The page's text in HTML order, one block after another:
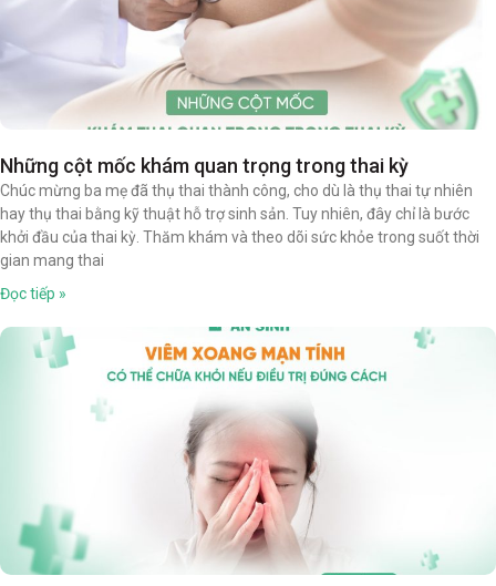
Những cột mốc khám quan trọng trong thai kỳ
Chúc mừng ba mẹ đã thụ thai thành công, cho dù là thụ thai tự nhiên
hay thụ thai bằng kỹ thuật hỗ trợ sinh sản. Tuy nhiên, đây chỉ là bước
khởi đầu của thai kỳ. Thăm khám và theo dõi sức khỏe trong suốt thời
gian mang thai
Đọc tiếp »